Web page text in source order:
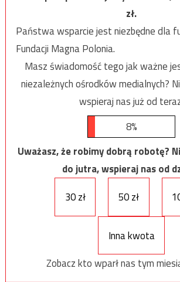
zł.
Państwa wsparcie jest niezbędne dla
Fundacji Magna Polonia.
Masz świadomość tego jak ważne
niezależnych ośrodków medialnych?
wspieraj nas już od
8%
Uważasz, że robimy dobrą robotę?
do jutra, wspieraj nas od
30 zł
50 zł
Inna kwota
Zobacz kto wparł nas tym